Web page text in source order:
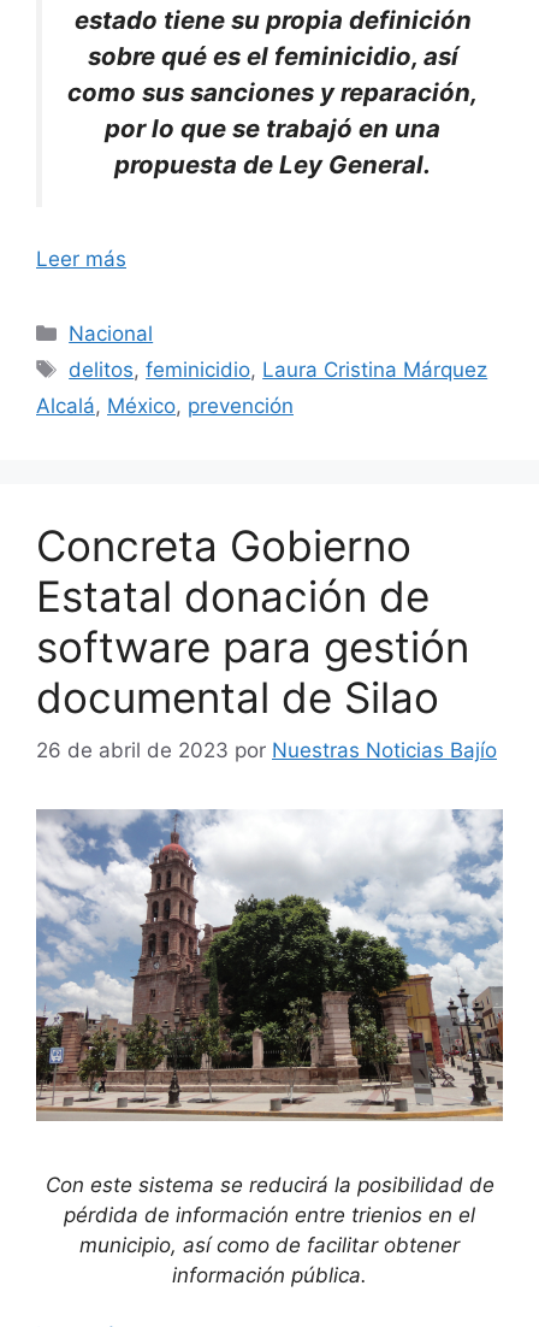
estado tiene su propia definición
sobre qué es el feminicidio, así
como sus sanciones y reparación,
por lo que se trabajó en una
propuesta de Ley General.
Leer más
Categorías
Nacional
Etiquetas
delitos,feminicidio, Laura Cristina Márquez
Alcalá, México, prevención
Concreta Gobierno
Estatal donación de
software para gestión
documental de Silao
26 de abril de 2023 por Nuestras Noticias Bajío
Con este sistema se reducirá la posibilidad de
pérdida de información entre trienios en el
municipio, así como de facilitar obtener
información pública.